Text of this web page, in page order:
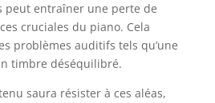
peut entraîner une perte de
cruciales du piano. Cela
problèmes auditifs tels qu’une
timbre déséquilibré.
saura résister à ces aléas,